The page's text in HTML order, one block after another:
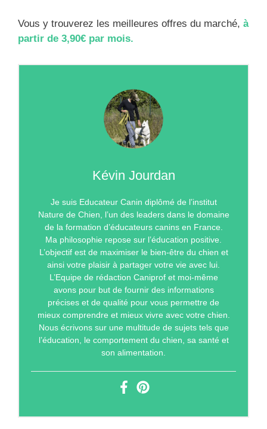
Vous y trouverez les meilleures offres du marché, à
partir de 3,90€ par mois.
Kévin Jourdan
Je suis Educateur Canin diplômé de l’institut
Nature de Chien, l’un des leaders dans le domaine
de la formation d’éducateurs canins en France.
Ma philosophie repose sur l’éducation positive.
L’objectif est de maximiser le bien-être du chien et
ainsi votre plaisir à partager votre vie avec lui.
L’Equipe de rédaction Caniprof et moi-même
avons pour but de fournir des informations
précises et de qualité pour vous permettre de
mieux comprendre et mieux vivre avec votre chien.
Nous écrivons sur une multitude de sujets tels que
l’éducation, le comportement du chien, sa santé et
son alimentation.